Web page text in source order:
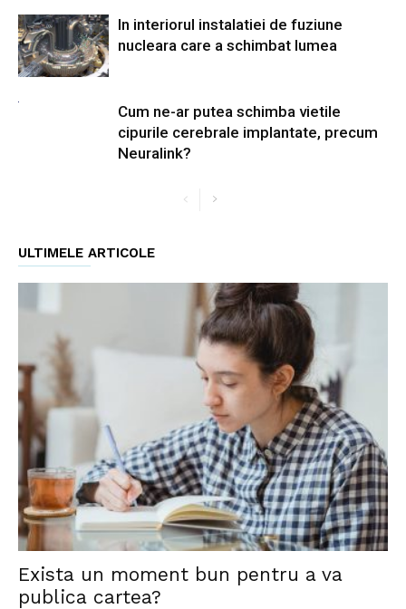
In interiorul instalatiei de fuziune
nucleara care a schimbat lumea
Cum ne-ar putea schimba vietile
cipurile cerebrale implantate, precum
Neuralink?
ULTIMELE ARTICOLE
Exista un moment bun pentru a va
publica cartea?